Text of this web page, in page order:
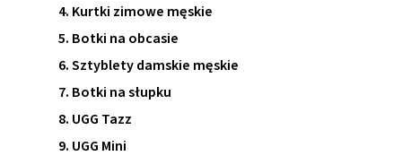
4. Kurtki zimowe męskie
5. Botki na obcasie
6. Sztyblety damskie męskie
7. Botki na słupku
8. UGG Tazz
9. UGG Mini